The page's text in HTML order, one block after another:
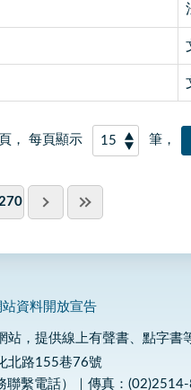
頁， 每頁顯示 筆，
站資料開放宣告
站，提供線上有聲書、點字書
北路155巷76號
聯繫電話）｜傳真：